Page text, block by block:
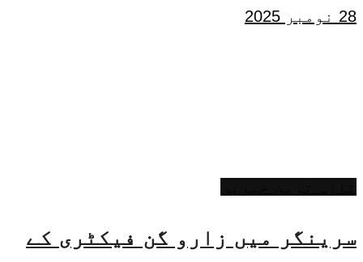
28 نومبر 2025
سرینگر میں زارو گن فیکٹری کے